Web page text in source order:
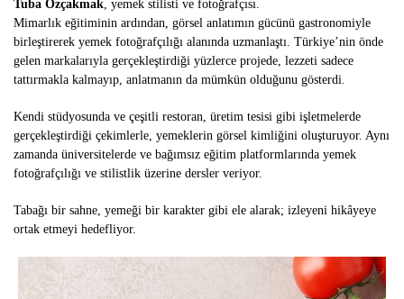
Tuba Özçakmak , yemek stilisti ve fotoğrafçısı.
Mimarlık eğitiminin ardından, görsel anlatımın gücünü gastronomiyle
birleştirerek yemek fotoğrafçılığı alanında uzmanlaştı. Türkiye’nin önde
gelen markalarıyla gerçekleştirdiği yüzlerce projede, lezzeti sadece
tattırmakla kalmayıp, anlatmanın da mümkün olduğunu gösterdi.
Kendi stüdyosunda ve çeşitli restoran, üretim tesisi gibi işletmelerde
gerçekleştirdiği çekimlerle, yemeklerin görsel kimliğini oluşturuyor. Aynı
zamanda üniversitelerde ve bağımsız eğitim platformlarında yemek
fotoğrafçılığı ve stilistlik üzerine dersler veriyor.
Tabağı bir sahne, yemeği bir karakter gibi ele alarak; izleyeni hikâyeye
ortak etmeyi hedefliyor.